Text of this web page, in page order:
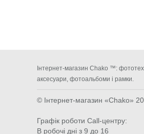
Інтернет-магазин Chako ™:
аксесуари, фотоальбоми і рамки.
© Інтернет-магазин «Chako»
Графік роботи Call-центру:
В робочі дні з 9 до 16